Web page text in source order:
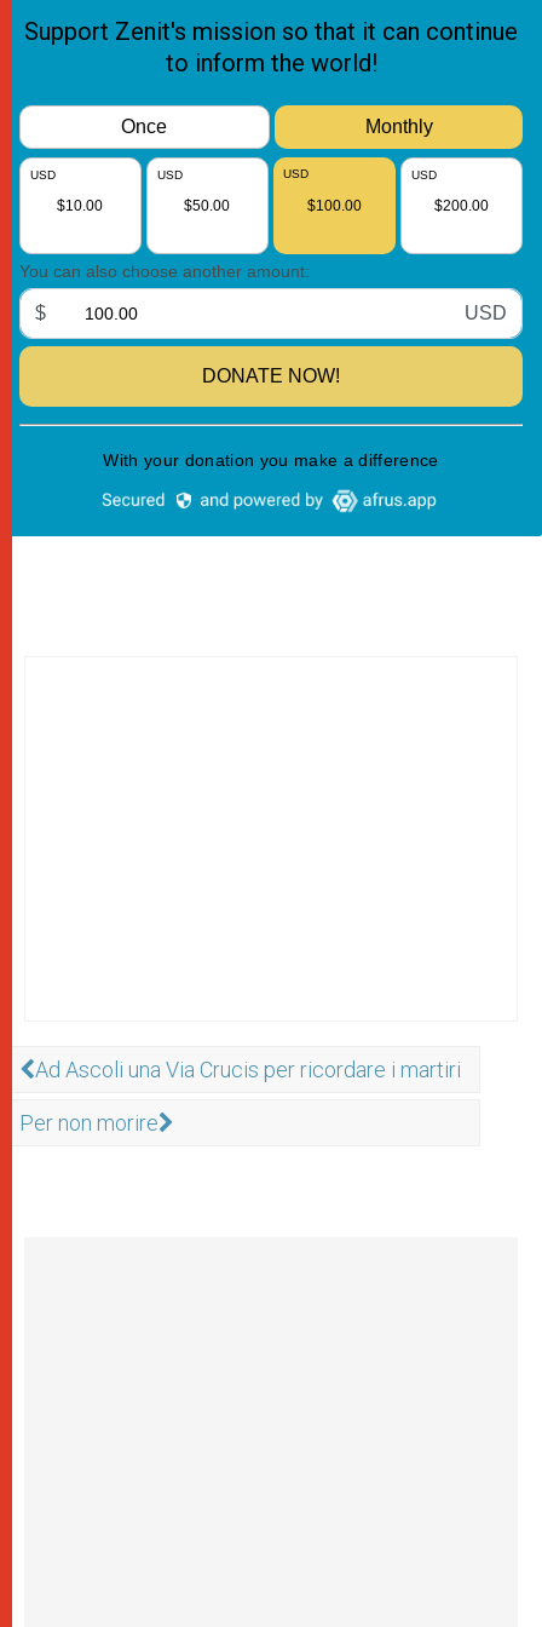
Ad Ascoli una Via Crucis per ricordare i martiri
Per non morire